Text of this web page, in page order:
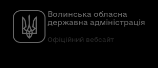
Волинська обласна
державна адміністрація
Офіційний вебсайт